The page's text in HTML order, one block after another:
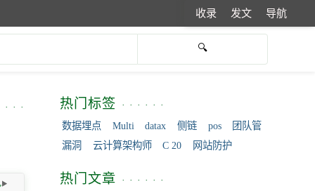
收录 发文 导航
热门标签
数据埋点 Multi datax 侧链 pos
团队管
漏洞
云计算架构师 C 20 网站防护
热门文章